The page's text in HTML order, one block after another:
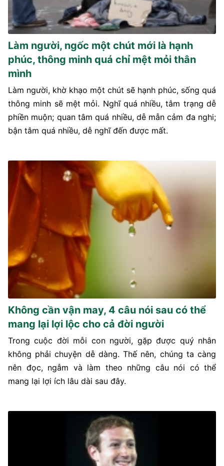
Làm người, ngốc một chút mới là hạnh
phúc, thông minh quá chỉ mệt mỏi thân
mình
Làm người, khờ khạo một chút sẽ hạnh phúc, sống quá
thông minh sẽ mệt mỏi. Nghĩ quá nhiều, tâm trạng dễ
phiền muộn; quan tâm quá nhiều, dễ mẫn cảm đa nghi;
bận tâm quá nhiều, dễ nghĩ đến được mất.
Không cần vận may, 4 câu nói sau có thể
mang lại lợi lộc cho cả đời người
Trong cuộc đời mỗi con người, gặp được quý nhân
không phải chuyện dễ dàng. Thế nên, chúng ta càng
nên đọc, ngẫm và làm theo những câu nói có thể
mang lại lợi ích lâu dài sau đây.